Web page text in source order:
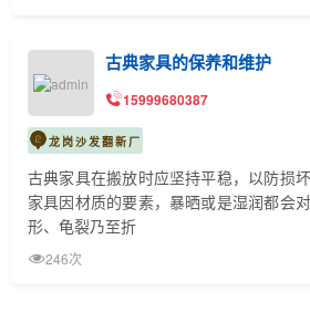
古典家具的保养和维护
15999680387
龙岗沙发翻新厂
古典家具在搬放时应坚持平稳，以防损
家具因材质的要素，暴晒或是湿润都会
形、龟裂乃至折
246次